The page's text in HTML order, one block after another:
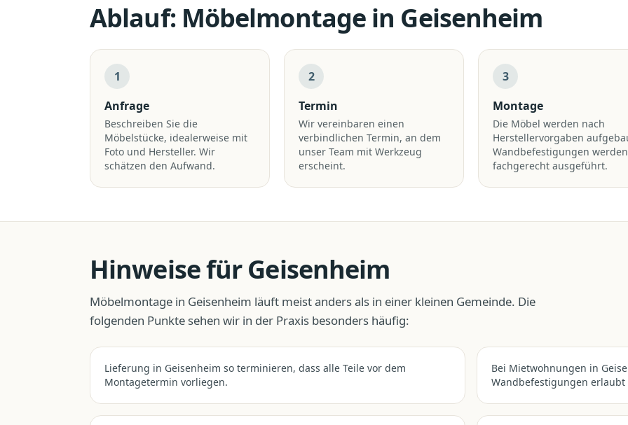
Ablauf: Möbelmontage in Geisenheim
1
Anfrage
Beschreiben Sie die
Möbelstücke, idealerweise mit
Foto und Hersteller. Wir
schätzen den Aufwand.
2
Termin
Wir vereinbaren einen
verbindlichen Termin, an dem
unser Team mit Werkzeug
erscheint.
3
Montage
Die Möbel werden nach
Herstellervorgaben
Wandbefestigungen werden
fachgerecht ausgeführt.
Hinweise fürGeisenheim
Möbelmontage in Geisenheim läuft meist anders als in einer kleinen Gemeinde. Die
folgenden Punkte sehen wir in der Praxis besonders häufig:
Lieferung in Geisenheim so terminieren, dass alle Teile vor dem
Montagetermin vorliegen.
Bei Mietwohnungen in
Wandbefestigungen erlaubt